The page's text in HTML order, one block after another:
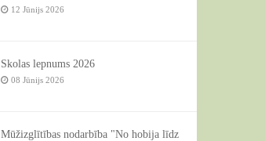
12 Jūnijs 2026
Skolas lepnums 2026
08 Jūnijs 2026
Mūžizglītības nodarbība "No hobija līdz